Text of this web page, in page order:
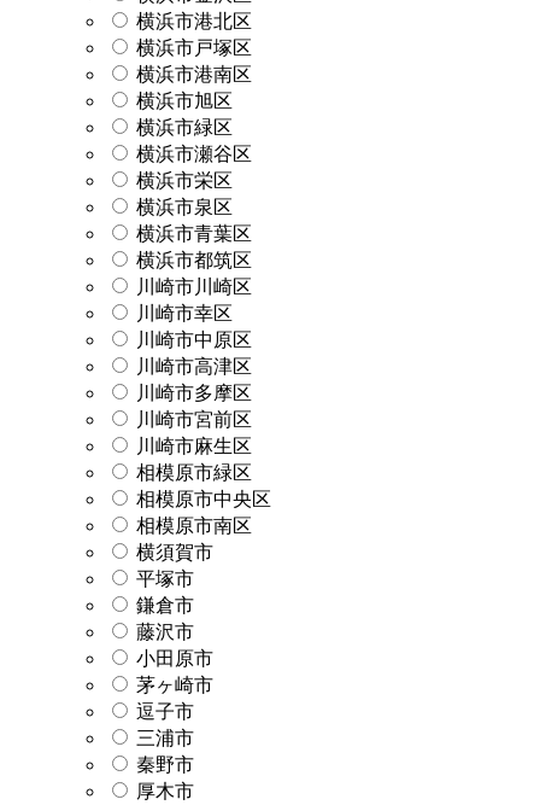
横浜市港北区
横浜市戸塚区
横浜市港南区
横浜市旭区
横浜市緑区
横浜市瀬谷区
横浜市栄区
横浜市泉区
横浜市青葉区
横浜市都筑区
川崎市川崎区
川崎市幸区
川崎市中原区
川崎市高津区
川崎市多摩区
川崎市宮前区
川崎市麻生区
相模原市緑区
相模原市中央区
相模原市南区
横須賀市
平塚市
鎌倉市
藤沢市
小田原市
茅ヶ崎市
逗子市
三浦市
秦野市
厚木市